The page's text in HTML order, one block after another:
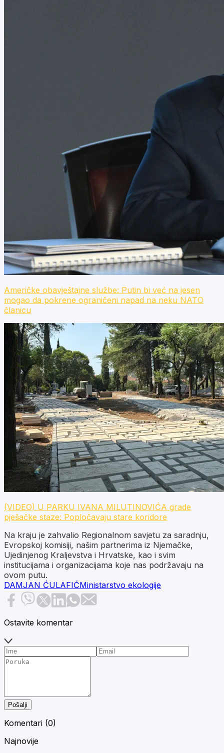
Američke obavještajne službe: Putin bi već na jesen
mogao da pokrene ograničeni napad na neku NATO
članicu
(VIDEO) U PARKU IVANA MILUTINOVIĆA grade
pješačke staze: Popločavaju stare koridore
Na kraju je zahvalio Regionalnom savjetu za saradnju,
Evropskoj komisiji, našim partnerima iz Njemačke,
Ujedinjenog Kraljevstva i Hrvatske, kao i svim
institucijama i organizacijama koje nas podržavaju na
ovom putu.
DAMJAN ĆULAFIĆMinistarstvo ekologije
Ostavite komentar
Pošalji
Komentari (0)
Najnovije